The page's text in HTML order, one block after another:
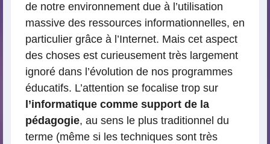
de notre environnement due à l’utilisation
massive des ressources informationnelles, en
particulier grâce à l’Internet. Mais cet aspect
des choses est curieusement très largement
ignoré dans l’évolution de nos programmes
éducatifs. L’attention se focalise trop sur
l’informatique comme support de la
pédagogie, au sens le plus traditionnel du
terme (même si les techniques sont très